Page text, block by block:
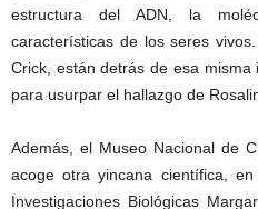
estructura del ADN, la
características de los seres
Crick, están detrás de esa
para usurpar el hallazgo de
Además, el Museo Nacional de
acoge otra yincana científica,
Investigaciones Biológicas